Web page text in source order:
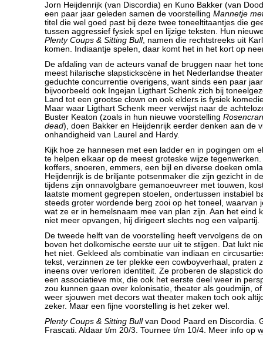
Jorn Heijdenrijk (van Discordia) en Kuno Bakker (van
een paar jaar geleden samen de voorstelling Mannetje
titel die wel goed past bij deze twee toneeltitaantjes die
tussen aggressief fysiek spel en lijzige teksten. Hun
Plenty Coups & Sitting Bull, namen die rechtstreeks uit
komen. Indiaantje spelen, daar komt het in het kort op
De afdaling van de acteurs vanaf de bruggen naar het
meest hilarische slapstickscène in het Nederlandse
geduchte concurrentie overigens, want sinds een paar
bijvoorbeeld ook Ingejan Ligthart Schenk zich bij
Land tot een grootse clown en ook elders is fysiek
Maar waar Ligthart Schenk meer verwijst naar de
Buster Keaton (zoals in hun nieuwe voorstelling
dead), doen Bakker en Heijdenrijk eerder denken aan de
onhandigheid van Laurel and Hardy.
Kijk hoe ze hannesen met een ladder en in pogingen om
te helpen elkaar op de meest groteske wijze
koffers, snoeren, emmers, een bijl en diverse doeken
Heijdenrijk is de briljante potsenmaker die zijn gezicht in
tijdens zijn onnavolgbare gemanoeuvreer met touwen,
laatste moment gegrepen stoelen, ondertussen instabiel
steeds groter wordende berg zooi op het toneel, waarvan
wat ze er in hemelsnaam mee van plan zijn. Aan het eind
niet meer opvangen, hij dirigeert slechts nog een valpartij.
De tweede helft van de voorstelling heeft vervolgens de
boven het dolkomische eerste uur uit te stijgen. Dat lukt
het niet. Gekleed als combinatie van indiaan en
tekst, verzinnen ze ter plekke een cowboyverhaal, praten
ineens over verloren identiteit. Ze proberen de slapstick
een associatieve mix, die ook het eerste deel weer in
zou kunnen gaan over kolonisatie, theater als goudmijn,
weer sjouwen met decors wat theater maken toch ook
zeker. Maar een fijne voorstelling is het zeker wel.
Plenty Coups & Sitting Bullvan Dood Paard en Discordia.
Frascati. Aldaar t/m 20/3. Tournee t/m 10/4. Meer info op